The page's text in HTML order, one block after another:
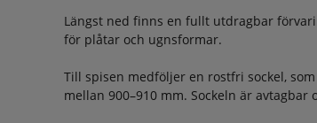
Längst ned finns en fullt utdragbar
för plåtar och ugnsformar.
Till spisen medföljer en rostfri sockel,
mellan 900–910 mm. Sockeln är